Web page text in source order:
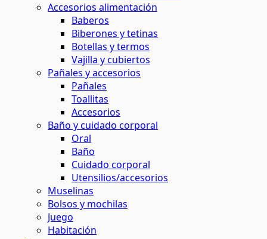
y horticultura
residuos
corporal
Accesorios alimentación
Baberos
Biberones y tetinas
Botellas y termos
Vajilla y cubiertos
Pañales y accesorios
Pañales
Toallitas
Accesorios
Baño y cuidado corporal
Oral
Baño
Cuidado corporal
Utensilios/accesorios
Muselinas
Bolsos y mochilas
Juego
Habitación